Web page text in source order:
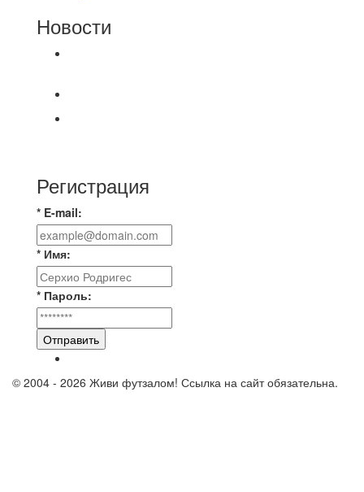
Новости
Регистрация
* E-mail:
* Имя:
* Пароль:
Отправить
© 2004 - 2026 Живи футзалом! Ссылка на сайт обязательна.